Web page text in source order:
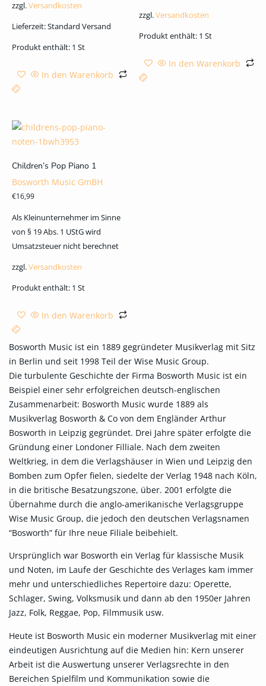
zzgl.Versandkosten
Lieferzeit:Standard Versand
Produkt enthält: 1 St
In den Warenkorb
zzgl.Versandkosten
Produkt enthält: 1 St
In den Warenkorb
Children’s Pop Piano 1
Bosworth Music GmBH
€16,99
Als Kleinunternehmer im Sinne
von § 19 Abs. 1 UStG wird
Umsatzsteuer nicht berechnet
zzgl.Versandkosten
Produkt enthält: 1 St
In den Warenkorb
Bosworth Music ist ein 1889 gegründeter Musikverlag mit Sitz
in Berlin und seit 1998 Teil der Wise Music Group.
Die turbulente Geschichte der Firma Bosworth Music ist ein
Beispiel einer sehr erfolgreichen deutsch-englischen
Zusammenarbeit: Bosworth Music wurde 1889 als
Musikverlag Bosworth & Co von dem Engländer Arthur
Bosworth in Leipzig gegründet. Drei Jahre später erfolgte die
Gründung einer Londoner Filliale. Nach dem zweiten
Weltkrieg, in dem die Verlagshäuser in Wien und Leipzig den
Bomben zum Opfer fielen, siedelte der Verlag 1948 nach Köln,
in die britische Besatzungszone, über. 2001 erfolgte die
Übernahme durch die anglo-amerikanische Verlagsgruppe
Wise Music Group, die jedoch den deutschen Verlagsnamen
“Bosworth” für Ihre neue Filiale beibehielt.
Ursprünglich war Bosworth ein Verlag für klassische Musik
und Noten, im Laufe der Geschichte des Verlages kam immer
mehr und unterschiedliches Repertoire dazu: Operette,
Schlager, Swing, Volksmusik und dann ab den 1950er Jahren
Jazz, Folk, Reggae, Pop, Filmmusik usw.
Heute ist Bosworth Music ein moderner Musikverlag mit einer
eindeutigen Ausrichtung auf die Medien hin: Kern unserer
Arbeit ist die Auswertung unserer Verlagsrechte in den
Bereichen Spielfilm und Kommunikation sowie die